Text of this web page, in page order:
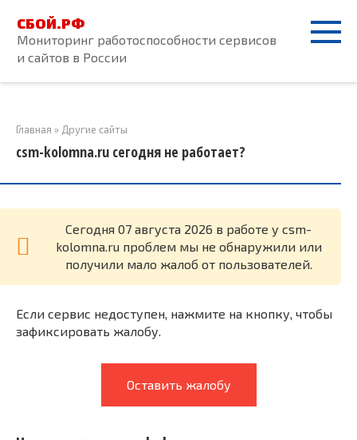
контенту
СБОЙ.РФ
Мониторинг работоспособности сервисов
и сайтов в России
Главная » Другие сайты
csm-kolomna.ru сегодня не работает?
Cегодня 07 августа 2026 в работе у csm-
kolomna.ru проблем мы не обнаружили или
получили мало жалоб от пользователей.
Если сервис недоступен, нажмите на кнопку, чтобы
зафиксировать жалобу.
Оставить жалобу